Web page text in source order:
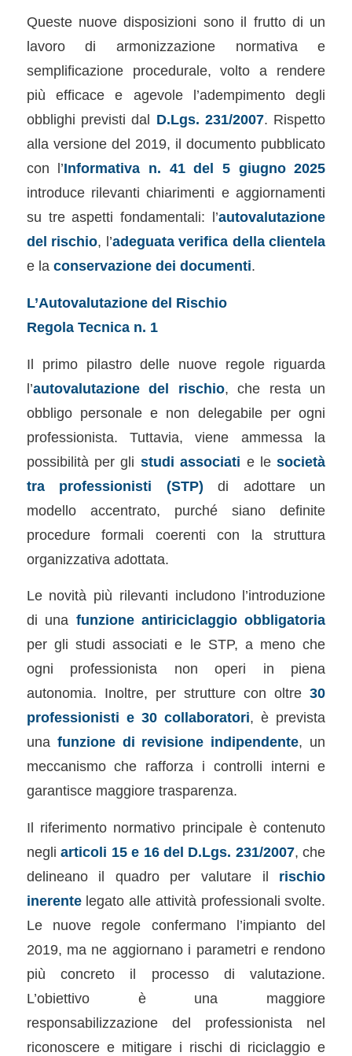
Queste nuove disposizioni sono il frutto di un
lavoro di armonizzazione normativa e
semplificazione procedurale, volto a rendere
più efficace e agevole l’adempimento degli
obblighi previsti dal D.Lgs. 231/2007. Rispetto
alla versione del 2019, il documento pubblicato
con l’Informativa n. 41 del 5 giugno 2025
introduce rilevanti chiarimenti e aggiornamenti
su tre aspetti fondamentali: l’autovalutazione
del rischio, l’adeguata verifica della clientela
e la conservazione dei documenti.
L’Autovalutazione del Rischio
Regola Tecnica n. 1
Il primo pilastro delle nuove regole riguarda
l’autovalutazione del rischio, che resta un
obbligo personale e non delegabile per ogni
professionista. Tuttavia, viene ammessa la
possibilità per gli studi associati e lesocietà
tra professionisti (STP) di adottare un
modello accentrato, purché siano definite
procedure formali coerenti con la struttura
organizzativa adottata.
Le novità più rilevanti includono l’introduzione
di una funzione antiriciclaggio obbligatoria
per gli studi associati e le STP, a meno che
ogni professionista non operi in piena
autonomia. Inoltre, per strutture con oltre30
professionisti e 30 collaboratori, è prevista
una funzione di revisione indipendente, un
meccanismo che rafforza i controlli interni e
garantisce maggiore trasparenza.
Il riferimento normativo principale è contenuto
negliarticoli 15 e 16 del D.Lgs. 231/2007, che
delineano il quadro per valutare il rischio
inerentelegato alle attività professionali svolte.
Le nuove regole confermano l’impianto del
2019, ma ne aggiornano i parametri e rendono
più concreto il processo di valutazione.
L’obiettivo è una maggiore
responsabilizzazione del professionista nel
riconoscere e mitigare i rischi di riciclaggio e